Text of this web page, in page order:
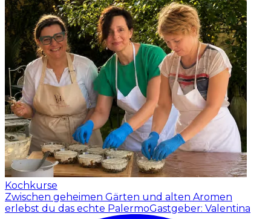
Kochkurse
Zwischen geheimen Gärten und alten Aromen
erlebst du das echte PalermoGastgeber: Valentina